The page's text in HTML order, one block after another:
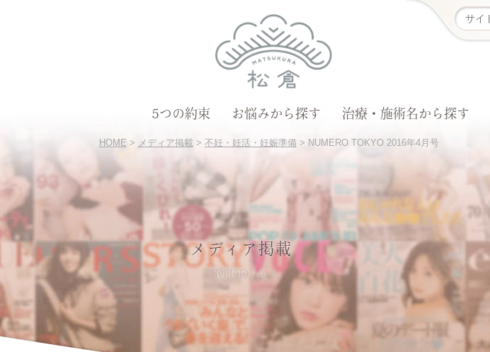
5つの約束 お悩みから探す 治療・施術名から探す
HOME > メディア掲載 > 不妊・妊活・妊娠準備> NUMERO TOKYO 2016年4月号
メディア掲載
MEDIA